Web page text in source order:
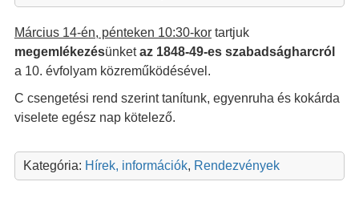
Március 14-én, pénteken 10:30-kortartjuk
megemlékezésünketaz 1848-49-es szabadságharcról
a 10. évfolyam közreműködésével.
C csengetési rend szerint tanítunk, egyenruha és kokárda
viselete egész nap kötelező.
Kategória: Hírek, információk, Rendezvények